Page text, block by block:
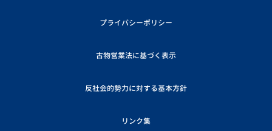
プライバシーポリシー
古物営業法に基づく表示
反社会的勢力に対する基本方針
リンク集